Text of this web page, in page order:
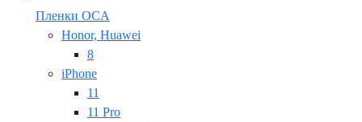
Пленки OCA
Honor, Huawei
8
iPhone
11
11 Pro